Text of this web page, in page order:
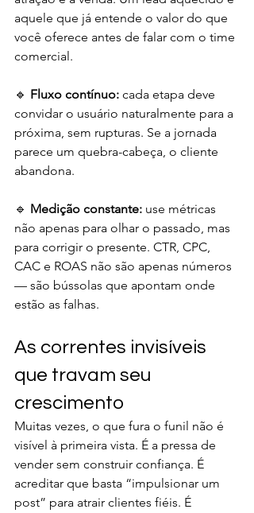
aquele que já entende o valor do que
você oferece antes de falar com o time
comercial.
🔹 Fluxo contínuo: cada etapa deve
convidar o usuário naturalmente para a
próxima, sem rupturas. Se a jornada
parece um quebra-cabeça, o cliente
abandona.
🔹 Medição constante: use métricas
não apenas para olhar o passado, mas
para corrigir o presente. CTR, CPC,
CAC e ROAS não são apenas números
— são bússolas que apontam onde
estão as falhas.
As correntes invisíveis
que travam seu
crescimento
Muitas vezes, o que fura o funil não é
visível à primeira vista. É a pressa de
vender sem construir confiança. É
acreditar que basta “impulsionar um
post” para atrair clientes fiéis. É